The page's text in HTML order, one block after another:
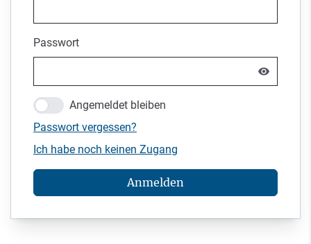
Passwort
Angemeldet bleiben
Passwort vergessen?
Ich habe noch keinen Zugang
Anmelden